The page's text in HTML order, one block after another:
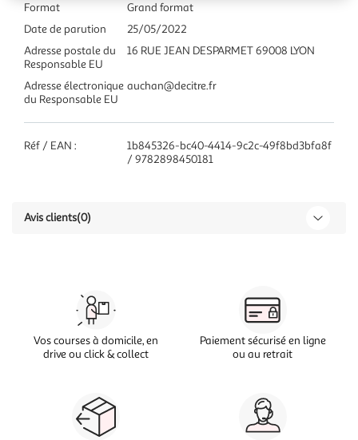
Format
Grand format
Date de parution
25/05/2022
Adresse postale du
Responsable EU
16 RUE JEAN DESPARMET 69008 LYON
Adresse électronique
du Responsable EU
auchan@decitre.fr
Réf / EAN :
1b845326-bc40-4414-9c2c-49f8bd3bfa8f
/ 9782898450181
Avis clients(0)
Vos courses à domicile, en
drive ou click & collect
Paiement sécurisé en ligne
ou au retrait